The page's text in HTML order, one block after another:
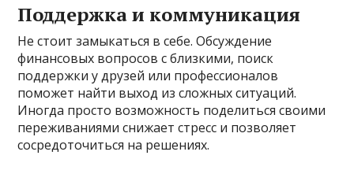
Поддержка и коммуникация
Не стоит замыкаться в себе. Обсуждение
финансовых вопросов с близкими, поиск
поддержки у друзей или профессионалов
поможет найти выход из сложных ситуаций.
Иногда просто возможность поделиться своими
переживаниями снижает стресс и позволяет
сосредоточиться на решениях.